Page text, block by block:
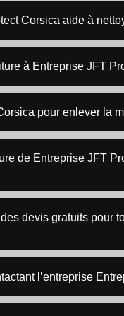
Corsica aide à
à Entreprise JFT
pour enlever la
de Entreprise JFT
devis gratuits pour
l’entreprise